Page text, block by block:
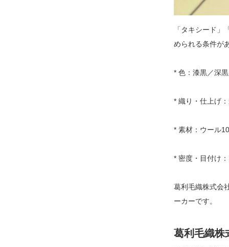
「タキシード
められる条件が
* 色：漆黒／深
* 織り・仕上げ
* 素材：ウール
* 密度・目付け
葛利毛織株式会
ーカーです。
葛利毛織株